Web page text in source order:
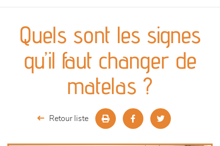
canapés et fauteuils
séjours
chambres et dressing
Quels sont les signes
qu’il faut changer de
matelas ?
Retour liste